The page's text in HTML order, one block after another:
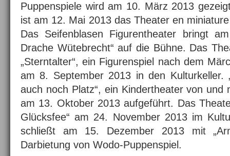
Puppenspiele wird am 10. März 2013
ist am 12. Mai 2013 das Theater en
Das Seifenblasen Figurentheater bringt
Drache Wütebrecht“ auf die Bühne. Das
„Sterntalter“, ein Figurenspiel nach dem
am 8. September 2013 in den Kulturkeller.
auch noch Platz“, ein Kindertheater von und
am 13. Oktober 2013 aufgeführt. Das
Glücksfee“ am 24. November 2013 im
schließt am 15. Dezember 2013 mit
Darbietung von Wodo-Puppenspiel.